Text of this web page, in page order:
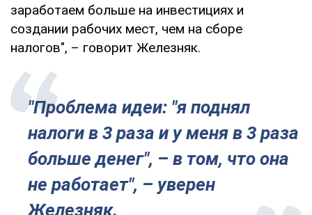
заработаем больше на инвестициях и
создании рабочих мест, чем на сборе
налогов", – говорит Железняк.
"Проблема идеи: "я поднял
налоги в 3 раза и у меня в 3 раза
больше денег", – в том, что она
не работает", – уверен
Железняк.